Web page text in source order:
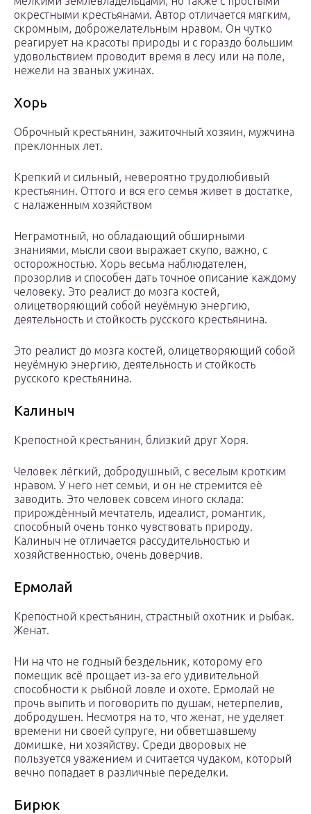
окрестными крестьянами. Автор отличается мягким,
скромным, доброжелательным нравом. Он чутко
реагирует на красоты природы и с гораздо большим
удовольствием проводит время в лесу или на поле,
нежели на званых ужинах.
Хорь
Оброчный крестьянин, зажиточный хозяин, мужчина
преклонных лет.
Крепкий и сильный, невероятно трудолюбивый
крестьянин. Оттого и вся его семья живет в достатке,
с налаженным хозяйством
Неграмотный, но обладающий обширными
знаниями, мысли свои выражает скупо, важно, с
осторожностью. Хорь весьма наблюдателен,
прозорлив и способен дать точное описание каждому
человеку. Это реалист до мозга костей,
олицетворяющий собой неуёмную энергию,
деятельность и стойкость русского крестьянина.
Это реалист до мозга костей, олицетворяющий собой
неуёмную энергию, деятельность и стойкость
русского крестьянина.
Калиныч
Крепостной крестьянин, близкий друг Хоря.
Человек лёгкий, добродушный, с веселым кротким
нравом. У него нет семьи, и он не стремится её
заводить. Это человек совсем иного склада:
прирождённый мечтатель, идеалист, романтик,
способный очень тонко чувствовать природу.
Калиныч не отличается рассудительностью и
хозяйственностью, очень доверчив.
Ермолай
Крепостной крестьянин, страстный охотник и рыбак.
Женат.
Ни на что не годный бездельник, которому его
помещик всё прощает из-за его удивительной
способности к рыбной ловле и охоте. Ермолай не
прочь выпить и поговорить по душам, нетерпелив,
добродушен. Несмотря на то, что женат, не уделяет
времени ни своей супруге, ни обветшавшему
домишке, ни хозяйству. Среди дворовых не
пользуется уважением и считается чудаком, который
вечно попадает в различные переделки.
Бирюк